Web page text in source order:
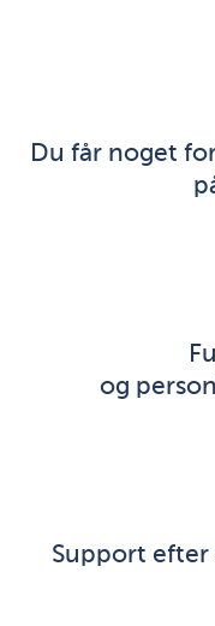
Du får noget
og
Support